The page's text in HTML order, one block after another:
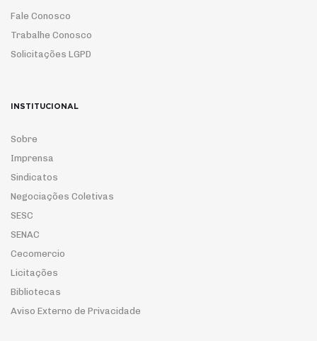
Fale Conosco
Trabalhe Conosco
Solicitações LGPD
INSTITUCIONAL
Sobre
Imprensa
Sindicatos
Negociações Coletivas
SESC
SENAC
Cecomercio
Licitações
Bibliotecas
Aviso Externo de Privacidade